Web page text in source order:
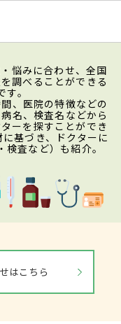
悩みに合わせ、全国
調べることができる
。
、医院の特徴などの
名、検査名などから
ーを探すことができ
基づき、ドクターに
査など）も紹介。
はこちら